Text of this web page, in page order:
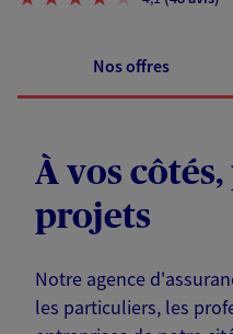
Nos offres
À vos
projets
Notre agence
les particuliers, les